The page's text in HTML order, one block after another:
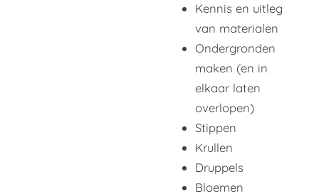
Kennis en uitleg
van materialen
Ondergronden
maken (en in
elkaar laten
overlopen)
Stippen
Krullen
Druppels
Bloemen